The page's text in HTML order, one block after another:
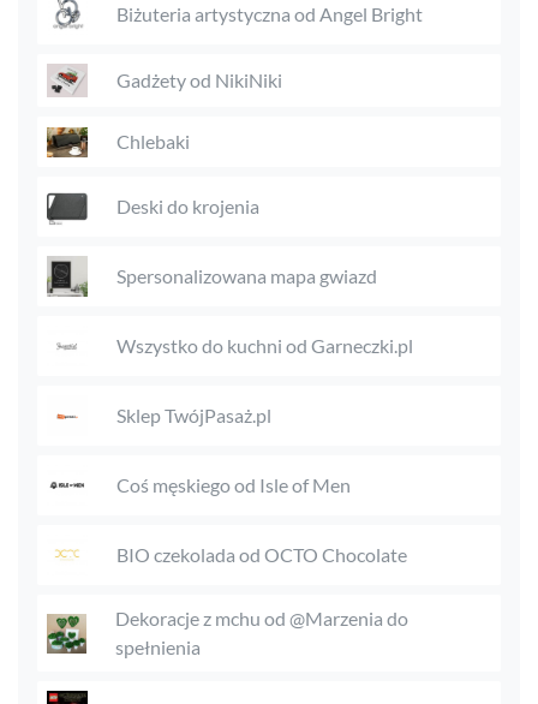
Biżuteria artystyczna od Angel Bright
Gadżety od NikiNiki
Chlebaki
Deski do krojenia
Spersonalizowana mapa gwiazd
Wszystko do kuchni od Garneczki.pl
Sklep TwójPasaż.pl
Coś męskiego od Isle of Men
BIO czekolada od OCTO Chocolate
Dekoracje z mchu od @Marzenia do
spełnienia